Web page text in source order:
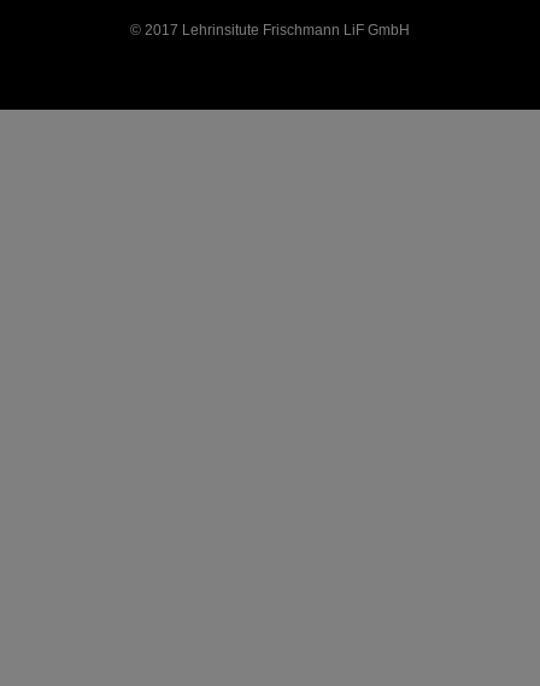
© 2017 Lehrinsitute Frischmann LiF GmbH